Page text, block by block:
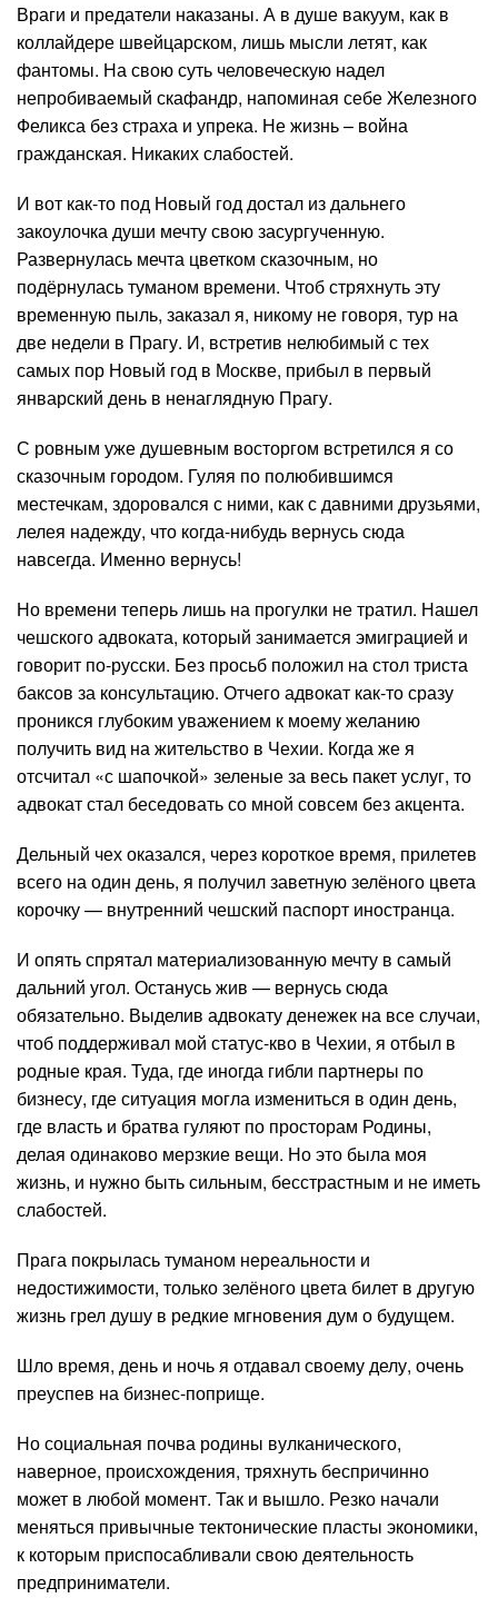
Враги и предатели наказаны. А в душе вакуум, как в
коллайдере швейцарском, лишь мысли летят, как
фантомы. На свою суть человеческую надел
непробиваемый скафандр, напоминая себе Железного
Феликса без страха и упрека. Не жизнь – война
гражданская. Никаких слабостей.
И вот как-то под Новый год достал из дальнего
закоулочка души мечту свою засургученную.
Развернулась мечта цветком сказочным, но
подёрнулась туманом времени. Чтоб стряхнуть эту
временную пыль, заказал я, никому не говоря, тур на
две недели в Прагу. И, встретив нелюбимый с тех
самых пор Новый год в Москве, прибыл в первый
январский день в ненаглядную Прагу.
С ровным уже душевным восторгом встретился я со
сказочным городом. Гуляя по полюбившимся
местечкам, здоровался с ними, как с давними друзьями,
лелея надежду, что когда-нибудь вернусь сюда
навсегда. Именно вернусь!
Но времени теперь лишь на прогулки не тратил. Нашел
чешского адвоката, который занимается эмиграцией и
говорит по-русски. Без просьб положил на стол триста
баксов за консультацию. Отчего адвокат как-то сразу
проникся глубоким уважением к моему желанию
получить вид на жительство в Чехии. Когда же я
отсчитал «с шапочкой» зеленые за весь пакет услуг, то
адвокат стал беседовать со мной совсем без акцента.
Дельный чех оказался, через короткое время, прилетев
всего на один день, я получил заветную зелёного цвета
корочку — внутренний чешский паспорт иностранца.
И опять спрятал материализованную мечту в самый
дальний угол. Останусь жив — вернусь сюда
обязательно. Выделив адвокату денежек на все случаи,
чтоб поддерживал мой статус-кво в Чехии, я отбыл в
родные края. Туда, где иногда гибли партнеры по
бизнесу, где ситуация могла измениться в один день,
где власть и братва гуляют по просторам Родины,
делая одинаково мерзкие вещи. Но это была моя
жизнь, и нужно быть сильным, бесстрастным и не иметь
слабостей.
Прага покрылась туманом нереальности и
недостижимости, только зелёного цвета билет в другую
жизнь грел душу в редкие мгновения дум о будущем.
Шло время, день и ночь я отдавал своему делу, очень
преуспев на бизнес-поприще.
Но социальная почва родины вулканического,
наверное, происхождения, тряхнуть беспричинно
может в любой момент. Так и вышло. Резко начали
меняться привычные тектонические пласты экономики,
к которым приспосабливали свою деятельность
предприниматели.